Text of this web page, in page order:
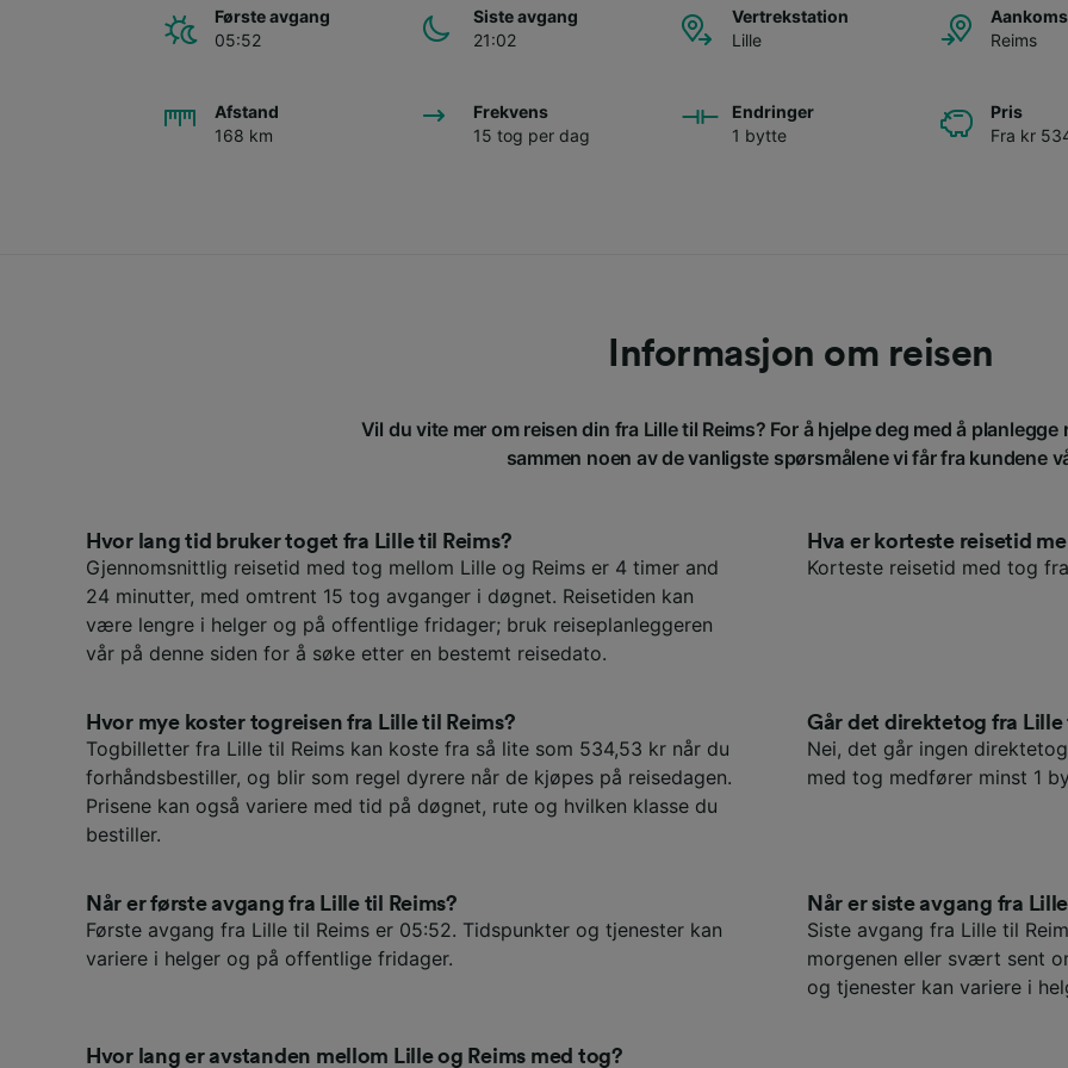
Første avgang
05:52
Siste avgang
21:02
Vertrekstation
Lille
Reims
Afstand
168 km
Frekvens
15 tog per dag
Endringer
1 bytte
Pris
Fra kr
Informasjon om reisen
Vil du vite mer om reisen din fra Lille til Reims? For å hjelpe deg med å
sammen noen av de vanligste spørsmålene vi får fra kundene
Hvor lang tid bruker toget fra Lille til Reims?
Gjennomsnittlig reisetid med tog mellom Lille og Reims er 4 timer and
24 minutter, med omtrent 15 tog avganger i døgnet. Reisetiden kan
være lengre i helger og på offentlige fridager; bruk reiseplanleggeren
vår på denne siden for å søke etter en bestemt reisedato.
Hva er korteste reisetid
Korteste reisetid med tog
Hvor mye koster togreisen fra Lille til Reims?
Togbilletter fra Lille til Reims kan koste fra så lite som 534,53 kr når du
forhåndsbestiller, og blir som regel dyrere når de kjøpes på reisedagen.
Prisene kan også variere med tid på døgnet, rute og hvilken klasse du
bestiller.
Går det direktetog fra Lille
Nei, det går ingen
med tog medfører minst 1
Når er første avgang fra Lille til Reims?
Første avgang fra Lille til Reims er 05:52. Tidspunkter og tjenester kan
variere i helger og på offentlige fridager.
Når er siste avgang fra
Siste avgang fra Lille til
morgenen eller svært sent
og tjenester kan variere i
Hvor lang er avstanden mellom Lille og Reims med tog?